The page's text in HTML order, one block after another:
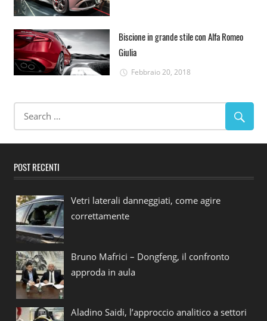
Biscione in grande stile con Alfa Romeo
Giulia
Febbraio 20, 2018
POST RECENTI
Vetri laterali danneggiati, come agire
correttamente
Bruno Mafrici – Dongfeng, il confronto
approda in aula
Aladino Saidi, l’approccio analitico a settori